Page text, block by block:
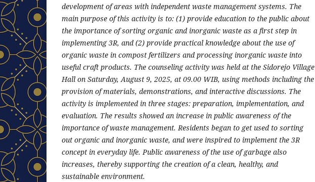
development of areas with independent waste management systems. The
main purpose of this activity is to: (1) provide education to the public about
the importance of sorting organic and inorganic waste as a first step in
implementing 3R, and (2) provide practical knowledge about the use of
organic waste in compost fertilizers and processing inorganic waste into
useful craft products. The counseling activity was held at the Sidorejo Village
Hall on Saturday, August 9, 2025, at 09.00 WIB, using methods including the
provision of materials, demonstrations, and interactive discussions. The
activity is implemented in three stages: preparation, implementation, and
evaluation. The results showed an increase in public awareness of the
importance of waste management. Residents began to get used to sorting
out organic and inorganic waste, and were inspired to implement the 3R
concept in everyday life. Public awareness of the use of garbage also
increases, thereby supporting the creation of a clean, healthy, and
sustainable environment.